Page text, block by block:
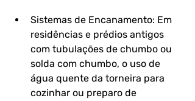
Sistemas de Encanamento: Em
residências e prédios antigos
com tubulações de chumbo ou
solda com chumbo, o uso de
água quente da torneira para
cozinhar ou preparo de